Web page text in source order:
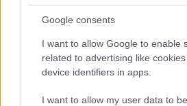
Google consents
I want to allow Google to enable
related to advertising like
device identifiers in apps.
I want to allow my user data to
WhatsappRedditShare
Email